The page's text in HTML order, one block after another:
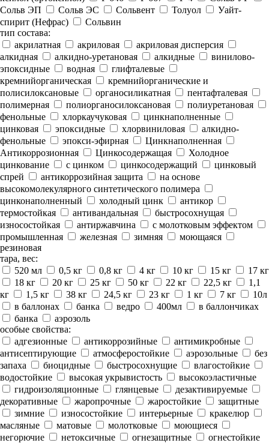
Сольв ЭП
Сольв ЭС Сольвент Толуол
Уайт-
спирит (Нефрас)
Сольвин
тип состава:
акрилатная
акриловая
акриловая дисперсия
алкидная
алкидно-уретановая алкидные
винилово-
эпоксидные
водная
глифталевые
кремнийорганическая
кремнийорганические и
полисилоксановые
органосиликатная
пентафталевая
полимерная
полиорганосилоксановая
полиуретановая
фенольные
хлоркаучуковая
цинкнаполненные
цинковая
эпоксидные хлорвиниловая
алкидно-
фенольные
эпокси-эфирная
Цинкнаполненная
Антикоррозионная
Цинкосодержащая
Холодное
цинкование
с цинком цинкосодержащий
цинковый
спрей
антикоррозийная защита
на основе
высокомолекулярного синтетического полимера
цинконаполненный
холодный цинк
антикор
термостойкая
антивандальная
быстросохнущая
износостойкая
антиржавчина
с молотковым эффектом
промышленная
железная зимняя
моющаяся
резиновая
тара, вес:
520 мл
0,5 кг 0,8 кг 4 кг 10 кг 15 кг
17 кг
18 кг
20 кг 25 кг 50 кг 22 кг 22,5 кг
1,1
кг
1,5 кг 38 кг 24,5 кг 23 кг 1 кг 7 кг
10л
в баллонах
банка ведро 400мл
в баллончиках
банка
аэрозоль
особые свойства:
адгезионные
антикоррозийные
антимикробные
антисептирующие
атмосферостойкие аэрозольные
без
запаха
биоцидные быстросохнущие
влагостойкие
водостойкие
высокая укрывистость
высокоэластичные
гидроизоляционные
глянцевые
дезактивируемые
декоративные
жаропрочные жаростойкие
защитные
зимние
износостойкие интерьерные
кракелюр
масляные
матовые молотковые
моющиеся
негорючие
нетоксичные огнезащитные
огнестойкие